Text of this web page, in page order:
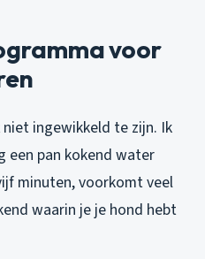
voor
ingewikkeld te zijn. Ik
een pan kokend water
minuten, voorkomt veel
waarin je je hond hebt